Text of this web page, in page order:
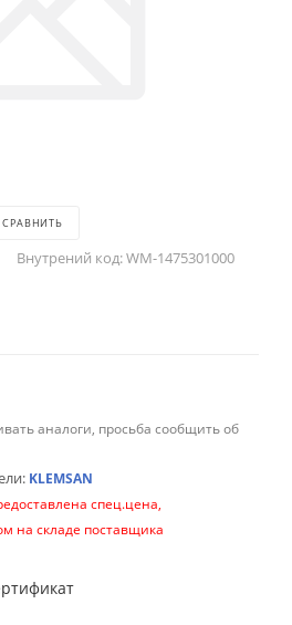
СРАВНИТЬ
Внутрений код:WM-1475301000
аналоги, просьба сообщить об
KLEMSAN
спец.цена,
на складе поставщика